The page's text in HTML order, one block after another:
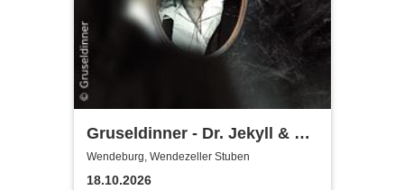
Gruseldinner - Dr. Jekyll & Mr.
Hyde
Wendeburg, Wendezeller Stuben
18.10.2026